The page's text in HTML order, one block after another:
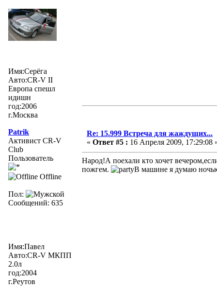
Имя:Серёга
Авто:CR-V II
Европа спешл
идишн
год:2006
г.Москва
Patrik
Активист CR-V
Club
Пользователь
Offline
Пол:
Сообщений: 635
Имя:Павел
Авто:CR-V МКПП
2.0л
год:2004
г.Реутов
Re: 15.999 Встреча для жаждущих...
« Ответ #5 : 16 Апреля 2009, 17:29:08
Народ!А поехали кто хочет
пожгем.
В машине я думаю